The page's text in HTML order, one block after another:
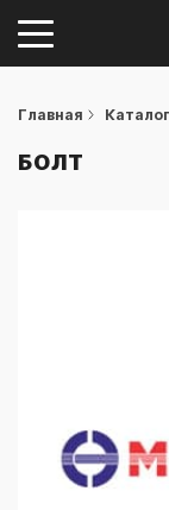
Главная Каталог
БОЛТ